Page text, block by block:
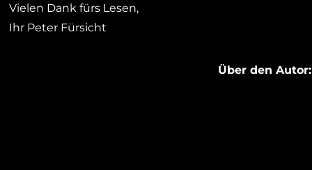
Vielen Dank fürs Lesen,
Ihr Peter Fürsicht
Über den Autor: